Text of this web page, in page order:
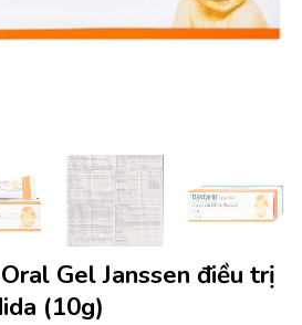
Gel Janssen điều trị
(10g)